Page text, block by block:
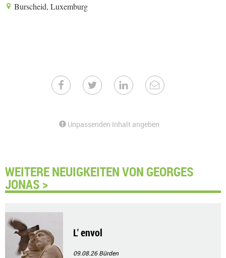
Burscheid, Luxemburg
Unpassenden Inhalt angeben
WEITERE NEUIGKEITEN VON GEORGES
JONAS >
L' envol
09.08.26Bürden